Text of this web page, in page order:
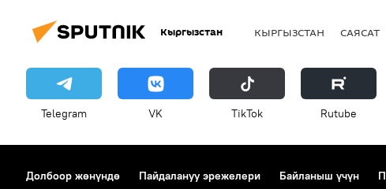
Россия
Кыргызстан КЫРГЫЗСТАН САЯСАТ
Telegram VK ТikТоk Rutube
Долбоор жөнүндө Пайдалануу эрежелери Байланыш үчүн